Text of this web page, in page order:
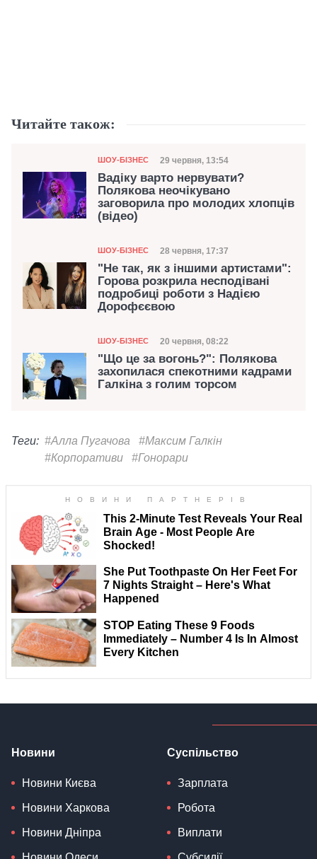
Читайте також:
Категорія
ШОУ-БІЗНЕС Дата публікації
29 червня, 13:54
Вадіку варто нервувати?
Полякова неочікувано
заговорила про молодих хлопців
(відео)
Категорія
ШОУ-БІЗНЕС Дата публікації
28 червня, 17:37
"Не так, як з іншими артистами":
Горова розкрила несподівані
подробиці роботи з Надією
Дорофєєвою
Категорія
ШОУ-БІЗНЕС Дата публікації
20 червня, 08:22
"Що це за вогонь?": Полякова
захопилася спекотними кадрами
Галкіна з голим торсом
Теги: #Алла Пугачова
#Максим Галкін
#Корпоративи
#Гонорари
Новини
Новини Києва
Новини Харкова
Новини Дніпра
Суспільство
Зарплата
Робота
Виплати